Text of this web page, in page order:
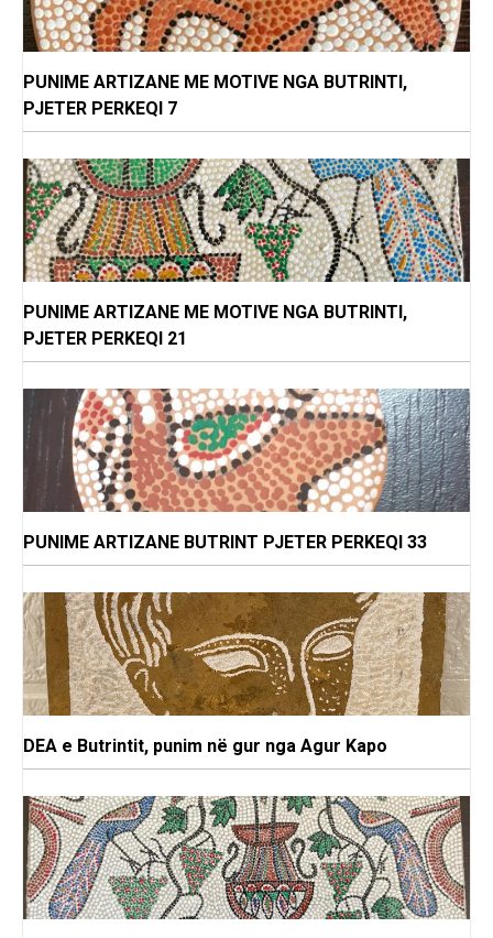
PUNIME ARTIZANE ME MOTIVE NGA BUTRINTI,
PJETER PERKEQI 7
PUNIME ARTIZANE ME MOTIVE NGA BUTRINTI,
PJETER PERKEQI 21
PUNIME ARTIZANE BUTRINT PJETER PERKEQI 33
DEA e Butrintit, punim në gur nga Agur Kapo